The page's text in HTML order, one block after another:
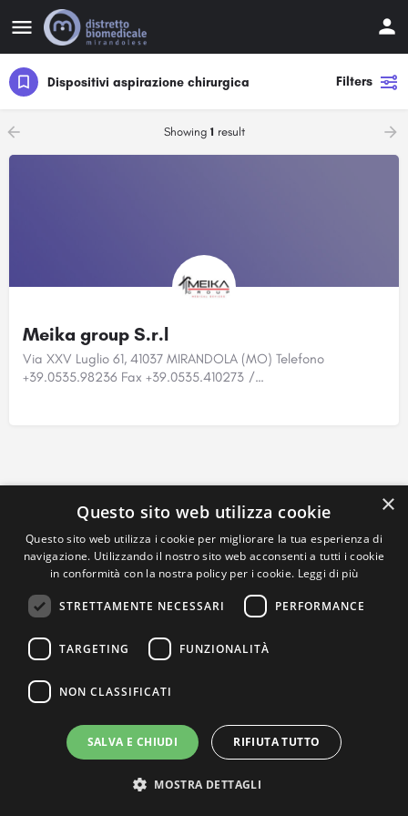
Dispositivi aspirazione chirurgica Filters
Showing 1 result
Meika group S.r.l
Via XXV Luglio 61, 41037 MIRANDOLA (MO) Telefono
+39.0535.98236 Fax +39.0535.410273 /…
×
Questo sito web utilizza cookie
Questo sito web utilizza i cookie per migliorare la tua esperienza di
navigazione. Utilizzando il nostro sito web acconsenti a tutti i cookie
in conformità con la nostra policy per i cookie. Leggi di più
STRETTAMENTE NECESSARI PERFORMANCE
TARGETING FUNZIONALITÀ
NON CLASSIFICATI
SALVA E CHIUDI RIFIUTA TUTTO
MOSTRA DETTAGLI